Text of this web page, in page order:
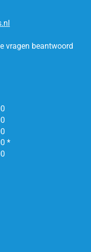
vragen beantwoord
*